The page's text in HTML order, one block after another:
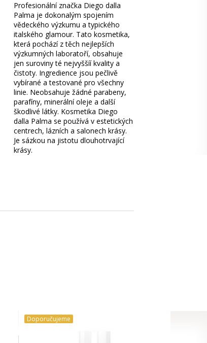
Profesionální značka Diego dalla
Palma je dokonalým spojením
vědeckého výzkumu a typického
italského glamour. Tato kosmetika,
která pochází z těch nejlepších
výzkumných laboratoří, obsahuje
jen suroviny té nejvyššíí kvality a
čistoty. Ingredience jsou pečlivě
vybírané a testované pro všechny
linie. Neobsahuje žádné parabeny,
parafíny, minerální oleje a další
škodlivé látky. Kosmetika Diego
dalla Palma se používá v estetických
centrech, lázních a salonech krásy.
Je sázkou na jistotu dlouhotrvající
krásy.
Doporučujeme